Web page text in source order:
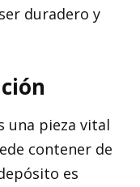
duradero y
una pieza vital
contener de
es